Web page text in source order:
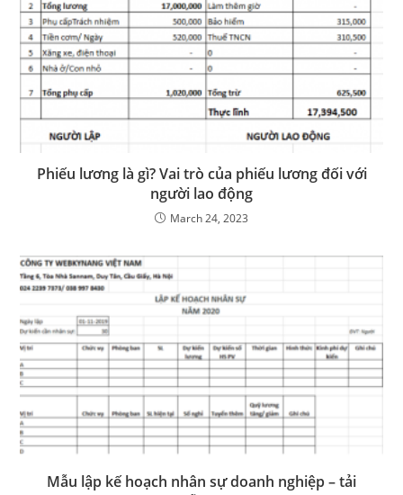
Phiếu lương là gì? Vai trò của phiếu lương đối với
người lao động
March 24, 2023
Mẫu lập kế hoạch nhân sự doanh nghiệp – tải